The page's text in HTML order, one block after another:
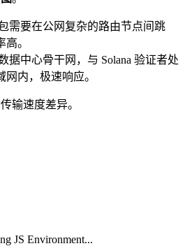
需要在公网复杂的路由节点间跳
。
据中心骨干网，与 Solana 验证者处
内，极速响应。
输速度差异。
JS Environment...